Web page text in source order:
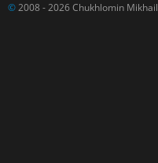
© 2008 - 2026 Chukhlomin Mikhail